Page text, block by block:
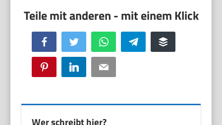
Facebook Twitter WhatsApp Telegram Buffer
Pinterest LinkedIn Email
Wer schreibt hier?